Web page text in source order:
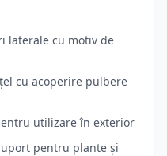
laterale cu motiv de
cu acoperire pulbere
utilizare în exterior
pentru plante și